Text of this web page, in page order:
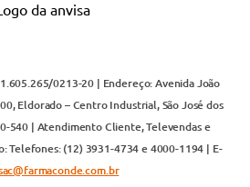
0213-20 | Endereço: Avenida João
Eldorado – Centro Industrial, São José dos
540 | Atendimento Cliente, Televendas e
Telefones: (12) 3931-4734 e 4000-1194 | E-